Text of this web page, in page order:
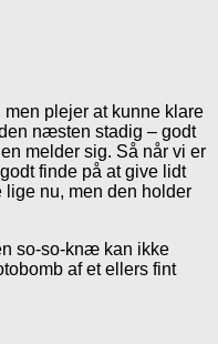
plejer at kunne klare
næsten stadig – godt
melder sig. Så når vi er
finde på at give lidt
lige nu, men den holder
so-so-knæ kan ikke
af et ellers fint